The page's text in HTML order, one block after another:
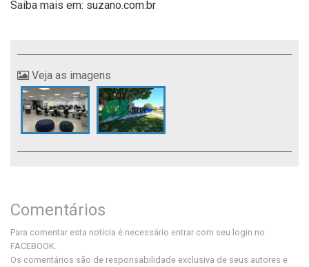
Saiba mais em: suzano.com.br
Veja as imagens
Comentários
Para comentar esta notícia é necessário entrar com seu login no
FACEBOOK.
Os comentários são de responsabilidade exclusiva de seus autores e